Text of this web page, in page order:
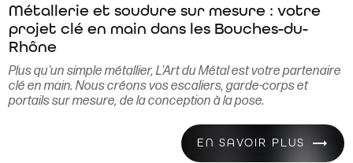
Métallerie et soudure sur mesure : votre
projet clé en main dans les Bouches-du-
Rhône
Plus qu'un simple métallier, L'Art du Métal est votre partenaire
clé en main. Nous créons vos escaliers, garde-corps et
portails sur mesure, de la conception à la pose.
EN SAVOIR PLUS